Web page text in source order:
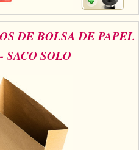
DE BOLSA DE PAPEL
SACO SOLO